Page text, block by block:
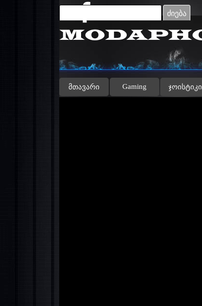
ძიება
მთავარი Gaming ჯოისტიკი